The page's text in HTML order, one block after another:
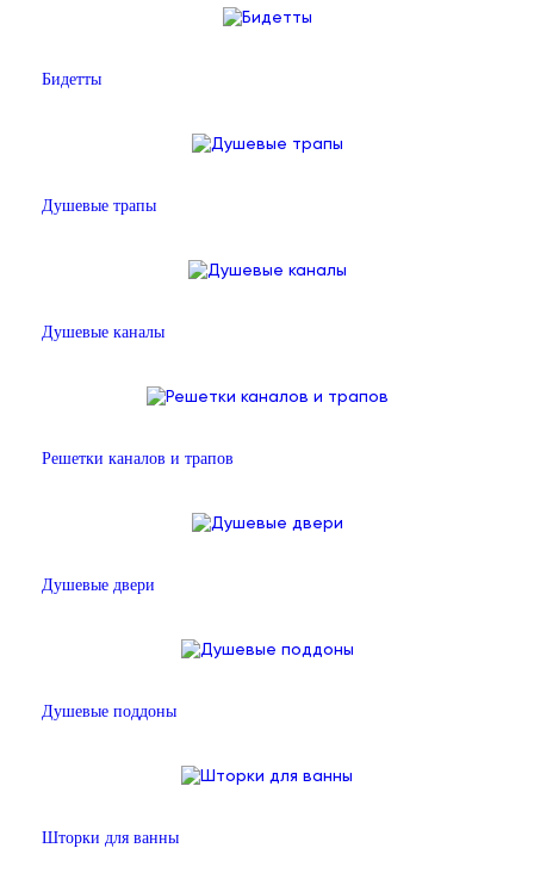
Бидетты
Душевые трапы
Душевые каналы
Решетки каналов и трапов
Душевые двери
Душевые поддоны
Шторки для ванны